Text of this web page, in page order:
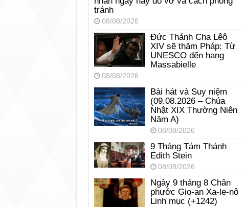
tránh
08/08/2026
Đức Thánh Cha Lêô
XIV sẽ thăm Pháp: Từ
UNESCO đến hang
Massabielle
08/08/2026
Bài hát và Suy niệm
(09.08.2026 – Chúa
Nhật XIX Thường Niên
Năm A)
08/08/2026
9 Tháng Tám Thánh
Edith Stein
08/08/2026
Ngày 9 tháng 8 Chân
phước Gio-an Xa-le-nô
Linh mục (+1242)